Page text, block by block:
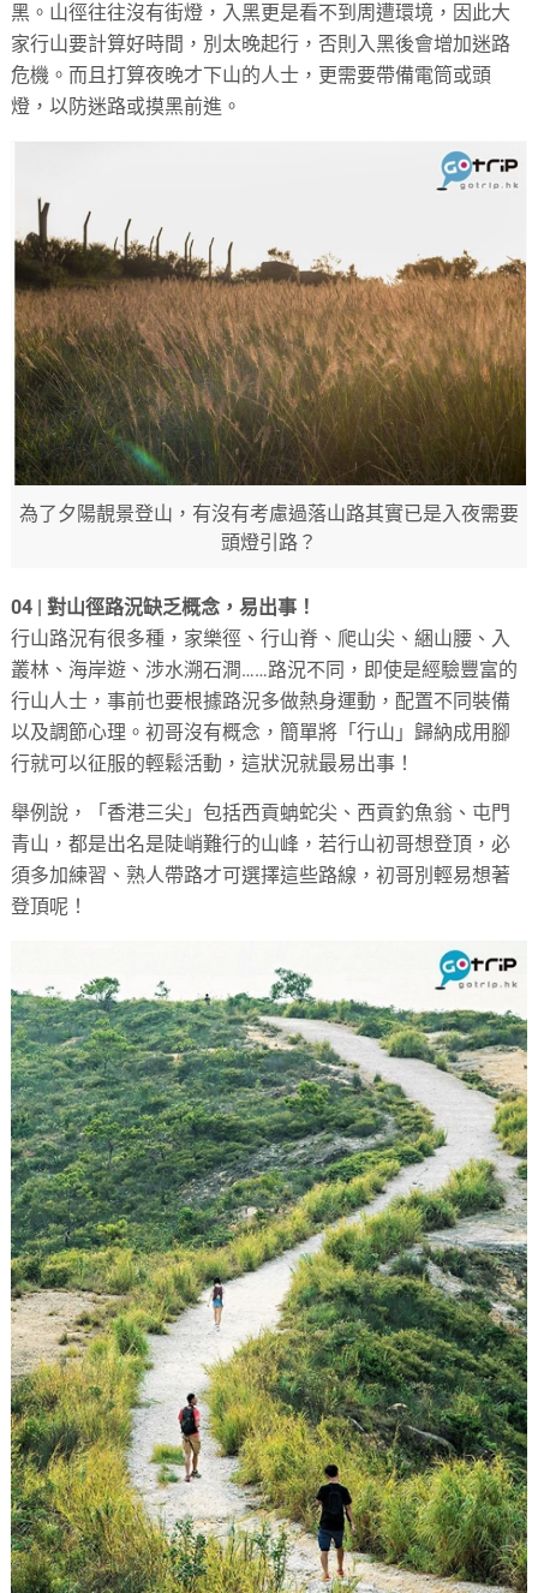
黑。山徑往往沒有街燈，入黑更是看不到周遭環境，因此大
家行山要計算好時間，別太晚起行，否則入黑後會增加迷路
危機。而且打算夜晚才下山的人士，更需要帶備電筒或頭
燈，以防迷路或摸黑前進。
為了夕陽靚景登山，有沒有考慮過落山路其實已是入夜需要
頭燈引路？
04 | 對山徑路況缺乏概念，易出事！
行山路況有很多種，家樂徑、行山脊、爬山尖、綑山腰、入
叢林、海岸遊、涉水溯石澗……路況不同，即使是經驗豐富的
行山人士，事前也要根據路況多做熱身運動，配置不同裝備
以及調節心理。初哥沒有概念，簡單將「行山」歸納成用腳
行就可以征服的輕鬆活動，這狀況就最易出事！
舉例說，「香港三尖」包括西貢蚺蛇尖、西貢釣魚翁、屯門
青山，都是出名是陡峭難行的山峰，若行山初哥想登頂，必
須多加練習、熟人帶路才可選擇這些路線，初哥別輕易想著
登頂呢！